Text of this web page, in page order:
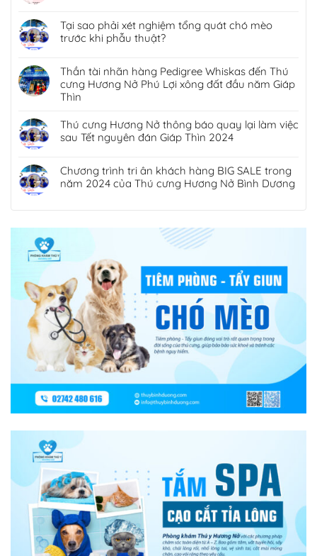
Tại sao phải xét nghiệm tổng quát chó mèo
trước khi phẫu thuật?
Thần tài nhãn hàng Pedigree Whiskas đến Thú
cưng Hương Nở Phú Lợi xông đất đầu năm Giáp
Thìn
Thú cưng Hương Nở thông báo quay lại làm việc
sau Tết nguyên đán Giáp Thìn 2024
Chương trình tri ân khách hàng BIG SALE trong
năm 2024 của Thú cưng Hương Nở Bình Dương